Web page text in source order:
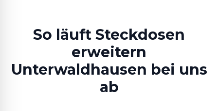
So läuft Steckdosen
erweitern
Unterwaldhausen bei uns
ab